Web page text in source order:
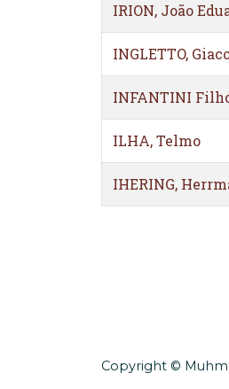
IRION, João
INGLETTO,
INFANTINI
ILHA, Telmo
IHERING,
Copyright © Muhm